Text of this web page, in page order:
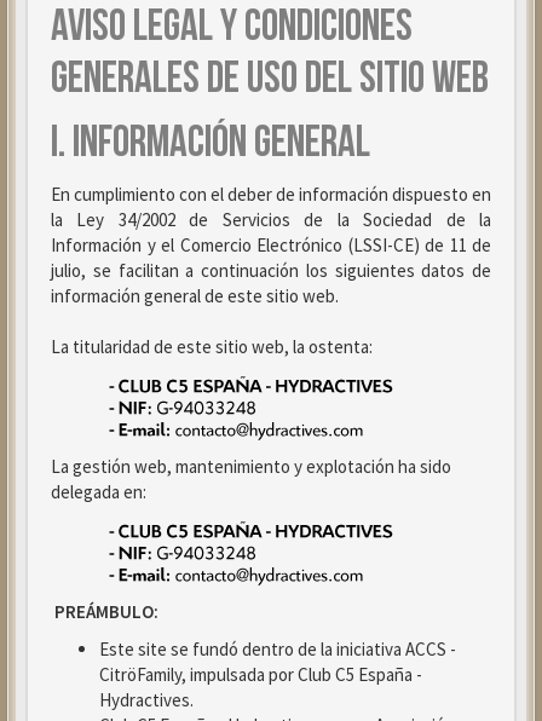
AVISO LEGAL Y CONDICIONES
GENERALES DE USO DEL SITIO WEB
I. INFORMACIÓN GENERAL
En cumplimiento con el deber de información dispuesto en
la Ley 34/2002 de Servicios de la Sociedad de la
Información y el Comercio Electrónico (LSSI-CE) de 11 de
julio, se facilitan a continuación los siguientes datos de
información general de este sitio web.
La titularidad de este sitio web, la ostenta:
La gestión web, mantenimiento y explotación ha sido
delegada en:
PREÁMBULO:
Este site se fundó dentro de la iniciativa ACCS -
CitröFamily, impulsada por Club C5 España -
Hydractives.